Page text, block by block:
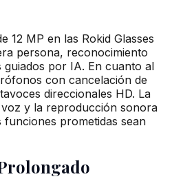
12 MP en las Rokid Glasses
persona, reconocimiento
por IA. En cuanto al
con cancelación de
direccionales HD. La
y la reproducción sonora
prometidas sean